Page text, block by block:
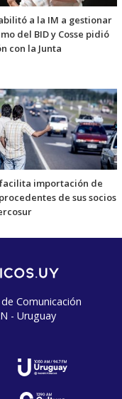
a la IM a gestionar
del BID y Cosse pidió
con la Junta
importación de
de sus socios
Comunicación
- Uruguay